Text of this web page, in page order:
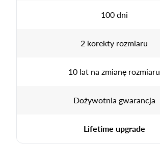
100 dni
2 korekty rozmiaru
10 lat na zmianę rozmiaru
Dożywotnia gwarancja
Lifetime upgrade